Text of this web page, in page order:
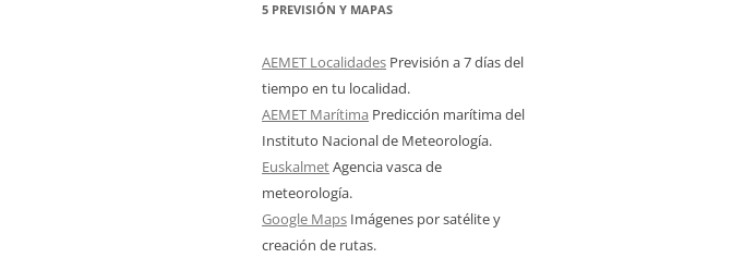
5 PREVISIÓN Y MAPAS
AEMET Localidades Previsión a 7 días del
tiempo en tu localidad.
AEMET Marítima Predicción marítima del
Instituto Nacional de Meteorología.
EuskalmetAgencia vasca de
meteorología.
Google Maps Imágenes por satélite y
creación de rutas.